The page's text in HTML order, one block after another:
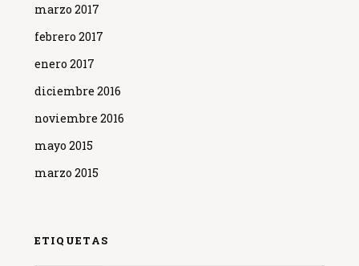
marzo 2017
febrero 2017
enero 2017
diciembre 2016
noviembre 2016
mayo 2015
marzo 2015
ETIQUETAS